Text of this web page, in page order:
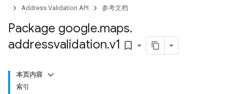
Address Validation API
参考文档
Package google.maps.
addressvalidation.v1 bookmark_border
本页内容
索引